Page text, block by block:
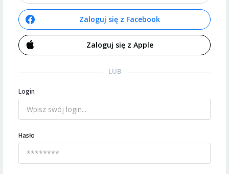
Zaloguj się z Facebook
Zaloguj się z Apple
LUB
Login
Hasło